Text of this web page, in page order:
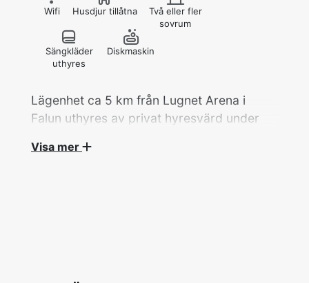
Wifi Husdjur tillåtna
Två eller fler
sovrum
Sängkläder
uthyres
Diskmaskin
Lägenhet ca 5 km från Lugnet Arena i
Falun uthyres av privat hyresvärd under
Visa mer